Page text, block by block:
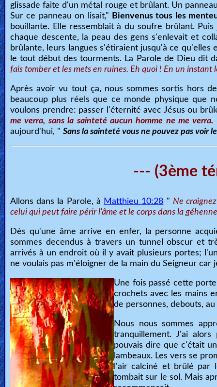
glissade faite d'un métal rouge et brûlant. Un
Sur ce panneau on lisait," Bienvenus tous les
bouillante. Elle ressemblait à du soufre brûlant.
chaque descente, la peau des gens s'enlevait et
brûlante, leurs langues s'étiraient jusqu'à ce qu'elles
le tout début des tourments. La Parole de Dieu dit
fais tomber et les mets en ruines. Eh quoi ! En un instant
Après avoir vu tout ça, nous sommes sortis hors
beaucoup plus réels que ce monde physique que
voulons prendre: passer l'éternité avec Jésus ou
me verra, sans la sainteté aucun homme ne me verra.
aujourd'hui, " Sans la sainteté vous ne pouvez pas voir
--- (3ème
Allons dans la Parole, à Matthieu 10:28 " Ne
celui qui peut faire périr l'âme et le corps dans la
Dès qu'une âme arrive en enfer, la personne
sommes decendus à travers un tunnel obscur et
arrivés à un endroit où il y avait plusieurs portes;
ne voulais pas m'éloigner de la main du Seigneur
Une fois passé cette
crochets avec les mains
de personnes, debouts,
Nous nous sommes
tranquillement. J'ai
pouvais dire que c'était
lambeaux. Les vers se
l'air calciné et brûlé par
tombait sur le sol. Mais